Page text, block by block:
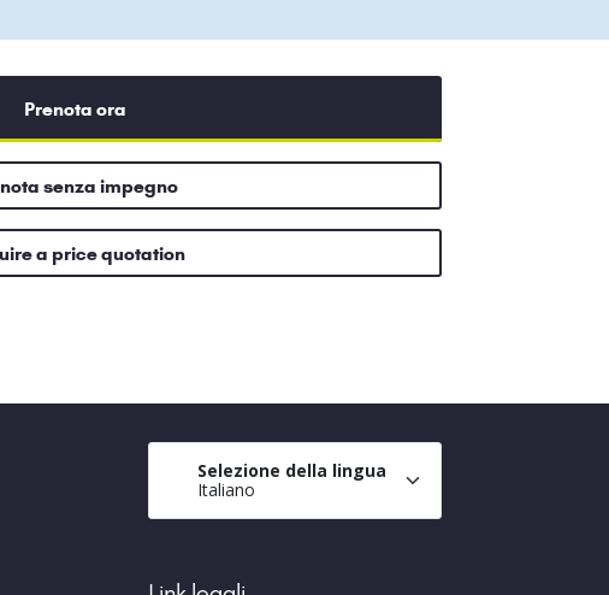
Prenota ora
senza impegno
a price quotation
Selezione della lingua
Italiano